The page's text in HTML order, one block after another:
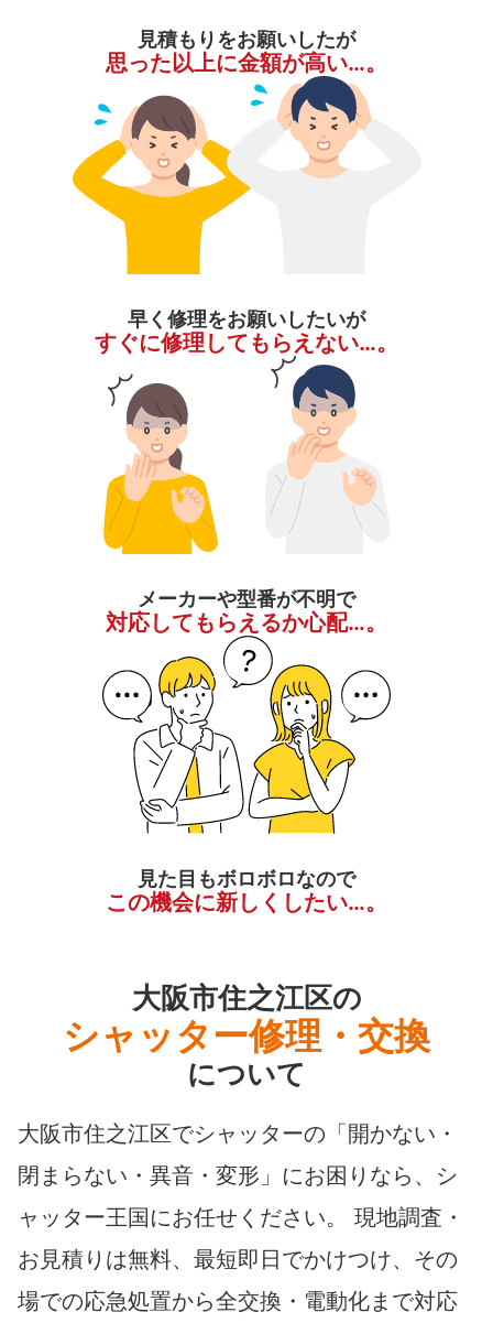
見積もりをお願いしたが
思った以上に金額が高い…。
早く修理をお願いしたいが
すぐに修理してもらえない…。
メーカーや型番が不明で
対応してもらえるか心配…。
見た目もボロボロなので
この機会に新しくしたい…。
大阪市住之江区の
シャッター修理・交換
について
大阪市住之江区でシャッターの「開かない・
閉まらない・異音・変形」にお困りなら、シ
ャッター王国にお任せください。 現地調査・
お見積りは無料、最短即日でかけつけ、その
場での応急処置から全交換・電動化まで対応